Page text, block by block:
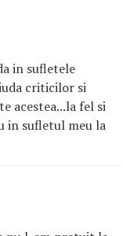
in sufletele
criticilor si
acestea...la fel si
in sufletul meu la